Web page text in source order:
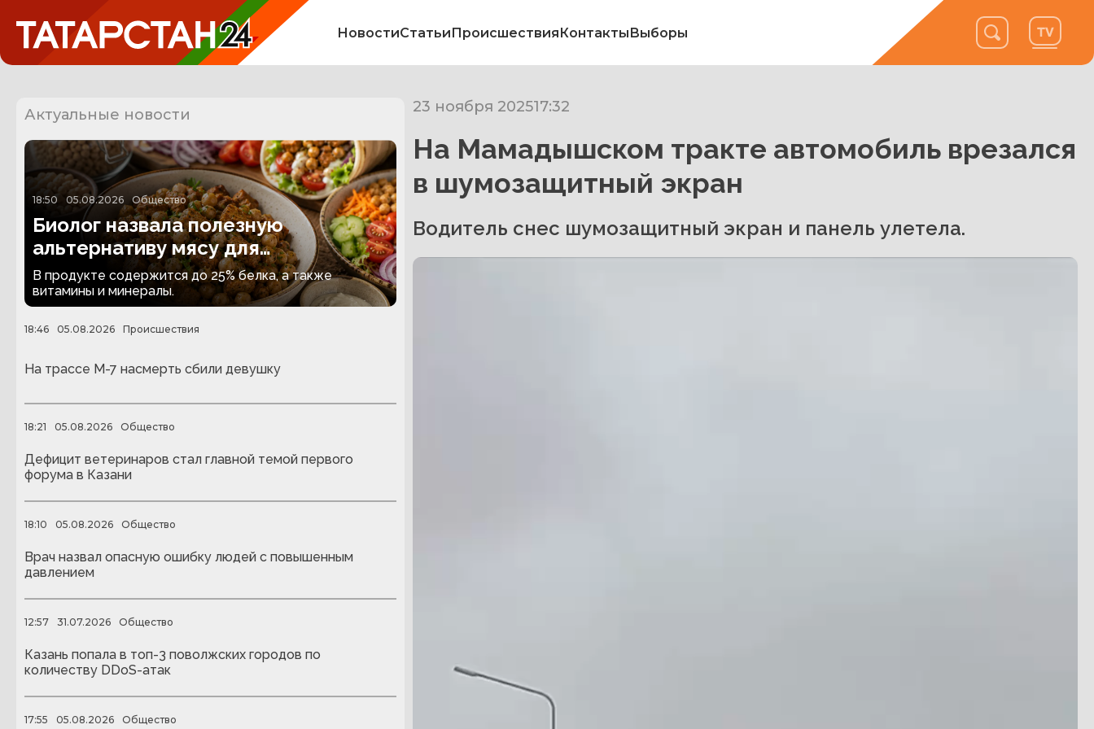
НовостиСтатьиПроисшествияКонтактыВыборы
Актуальные новости
18:50 05.08.2026 Общество
Биолог назвала полезную
альтернативу мясу для
вегетарианцев
В продукте содержится до 25% белка, а также
витамины и минералы.
18:46 05.08.2026 Происшествия
На трассе М-7 насмерть сбили девушку
18:21 05.08.2026 Общество
Дефицит ветеринаров стал главной темой первого
форума в Казани
18:10 05.08.2026 Общество
Врач назвал опасную ошибку людей с повышенным
давлением
12:57 31.07.2026 Общество
Казань попала в топ-3 поволжских городов по
количеству DDoS-атак
17:55 05.08.2026 Общество
23 ноября 202517:32
На Мамадышском тракте автомобиль врезался
в шумозащитный экран
Водитель снес шумозащитный экран и панель улетела.